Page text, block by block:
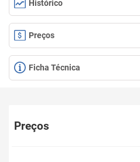
Histórico
Preços
Ficha Técnica
Preços